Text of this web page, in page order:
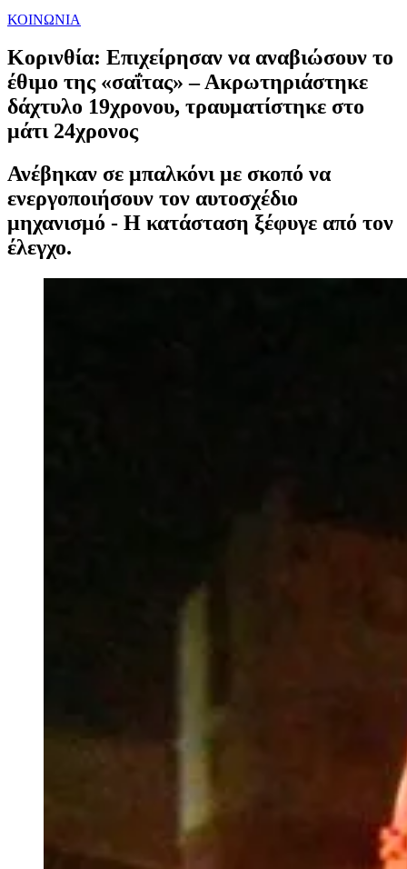
ΚΟΙΝΩΝΙΑ
Κορινθία: Επιχείρησαν να αναβιώσουν το
έθιμο της «σαΐτας» – Ακρωτηριάστηκε
δάχτυλο 19χρονου, τραυματίστηκε στο
μάτι 24χρονος
Ανέβηκαν σε μπαλκόνι με σκοπό να
ενεργοποιήσουν τον αυτοσχέδιο
μηχανισμό - Η κατάσταση ξέφυγε από τον
έλεγχο.